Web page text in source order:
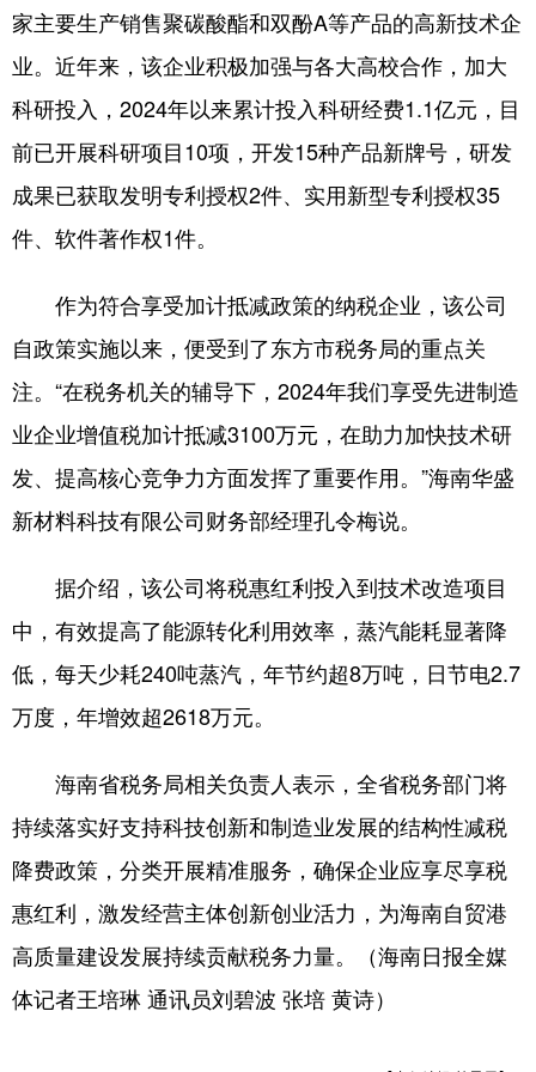
家主要生产销售聚碳酸酯和双酚A等产品的高新技术企
业。近年来，该企业积极加强与各大高校合作，加大
科研投入，2024年以来累计投入科研经费1.1亿元，目
前已开展科研项目10项，开发15种产品新牌号，研发
成果已获取发明专利授权2件、实用新型专利授权35
件、软件著作权1件。
作为符合享受加计抵减政策的纳税企业，该公司
自政策实施以来，便受到了东方市税务局的重点关
注。“在税务机关的辅导下，2024年我们享受先进制造
业企业增值税加计抵减3100万元，在助力加快技术研
发、提高核心竞争力方面发挥了重要作用。”海南华盛
新材料科技有限公司财务部经理孔令梅说。
据介绍，该公司将税惠红利投入到技术改造项目
中，有效提高了能源转化利用效率，蒸汽能耗显著降
低，每天少耗240吨蒸汽，年节约超8万吨，日节电2.7
万度，年增效超2618万元。
海南省税务局相关负责人表示，全省税务部门将
持续落实好支持科技创新和制造业发展的结构性减税
降费政策，分类开展精准服务，确保企业应享尽享税
惠红利，激发经营主体创新创业活力，为海南自贸港
高质量建设发展持续贡献税务力量。（海南日报全媒
体记者王培琳 通讯员刘碧波 张培 黄诗）